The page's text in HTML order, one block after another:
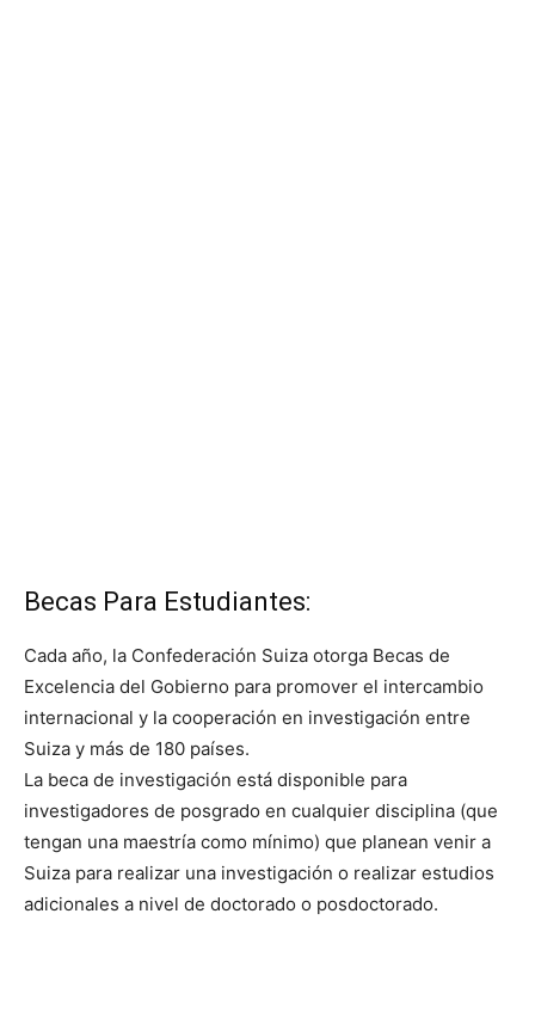
Becas Para Estudiantes:
Cada año, la Confederación Suiza otorga Becas de
Excelencia del Gobierno para promover el intercambio
internacional y la cooperación en investigación entre
Suiza y más de 180 países.
La beca de investigación está disponible para
investigadores de posgrado en cualquier disciplina (que
tengan una maestría como mínimo) que planean venir a
Suiza para realizar una investigación o realizar estudios
adicionales a nivel de doctorado o posdoctorado.